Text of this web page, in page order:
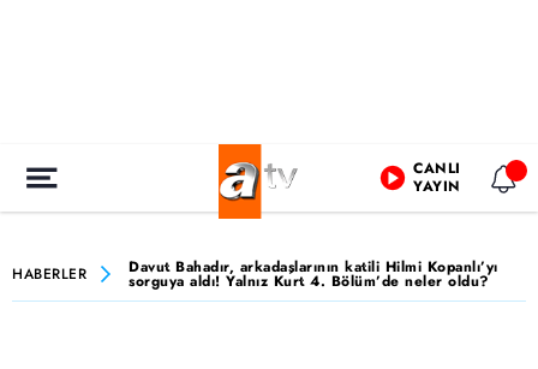
CANLI
YAYIN
HABERLER Davut Bahadır, arkadaşlarının katili Hilmi Kopanlı’yı
sorguya aldı! Yalnız Kurt 4. Bölüm’de neler oldu?